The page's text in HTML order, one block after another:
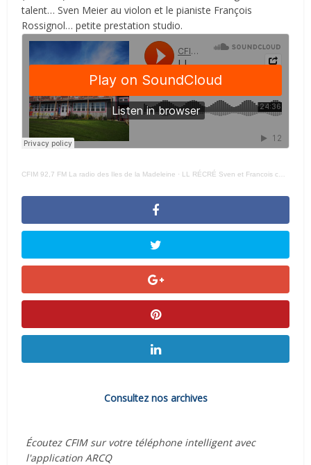
talent… Sven Meier au violon et le pianiste François
Rossignol… petite prestation studio.
CFIM 92,7 FM La radio des Iles de la Madeleine · LL RÉCRÉ Sven et Francois court – 13 NOVEMBRE 2024 –
Consultez nos archives
Écoutez CFIM sur votre téléphone intelligent avec
l'application ARCQ